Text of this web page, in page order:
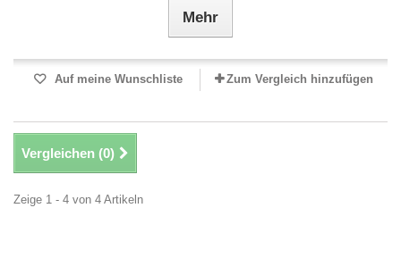
Mehr
Auf meine Wunschliste Zum Vergleich hinzufügen
Vergleichen (0)
Zeige 1 - 4 von 4 Artikeln